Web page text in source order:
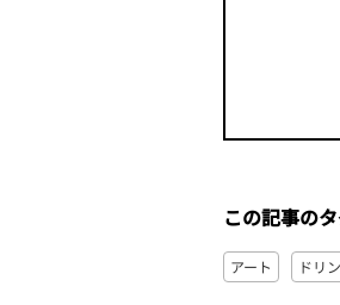
この記事の
アート ドリ